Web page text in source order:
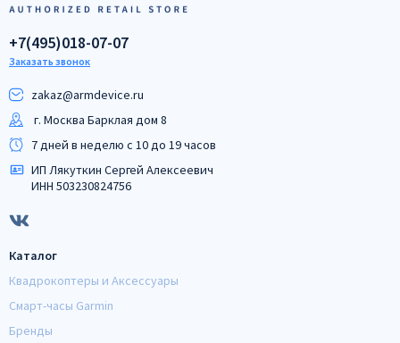
+7(495)018-07-07
Заказать звонок
zakaz@armdeviсe.ru
г. Москва Барклая дом 8
7 дней в неделю с 10 до 19 часов
ИП Лякуткин Сергей Алексеевич
ИНН 503230824756
Каталог
Квадрокоптеры и Аксессуары
Смарт-часы Garmin
Бренды